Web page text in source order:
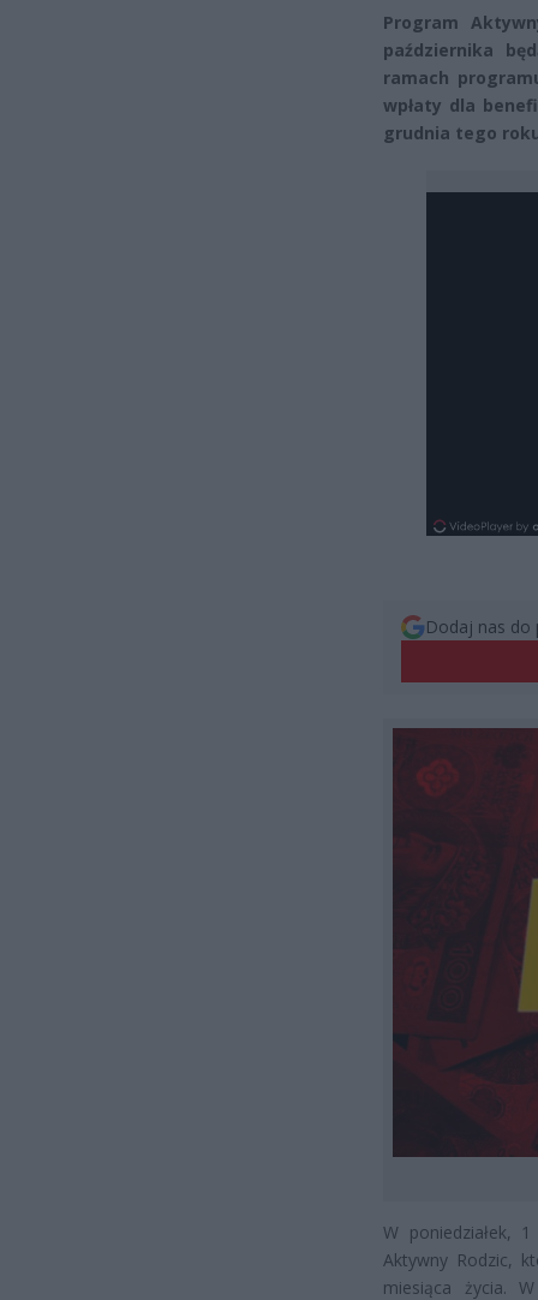
Program
października
ramach
wpłaty dla
grudnia tego
Dodaj nas do
W poniedziałek,
Aktywny Rodzic,
miesiąca życia.